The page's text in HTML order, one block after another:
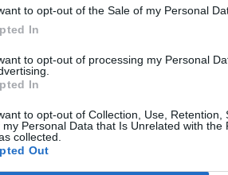
to opt-out of the Sale of my Personal
In
to opt-out of processing my Personal
In
to opt-out of Collection, Use, Retention,
my Personal Data that Is Unrelated with the
collected.
Out
Глудой, упала временная
электроэнергии AS